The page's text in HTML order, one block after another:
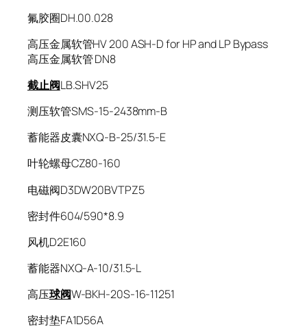
氟胶圈DH.00.028
高压金属软管HV 200 ASH-D for HP and LP Bypass
高压金属软管 DN8
截止阀LB.SHV25
测压软管SMS-15-2438mm-B
蓄能器皮囊NXQ-B-25/31.5-E
叶轮螺母CZ80-160
电磁阀D3DW20BVTPZ5
密封件604/590*8.9
风机D2E160
蓄能器NXQ-A-10/31.5-L
高压球阀W-BKH-20S-16-11251
密封垫FA1D56A